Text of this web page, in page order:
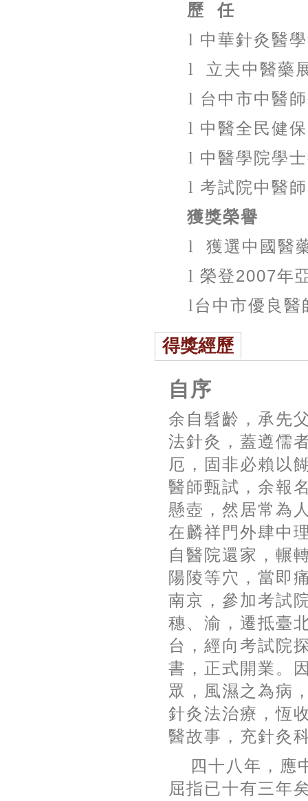
歷
任
l 中華針灸醫
l
立夫中醫藥
l 台中市中醫
l 中醫全民健
l 中醫學院學
l 考試院中醫
獲獎榮譽
l
獲選中國醫
l 榮登2007年
l 台中市優良
得獎經歷
自序
余自髫齡，承先
法針灸，蓋遵儒
厄，固非必賴以
醫師甄試，余報
懸壺，然居常為
在麟祥門外肆中
自醫院還家，輾
陽陵等穴，當即
南京，參加考試
穗、渝，遷抵臺
台，經向考試院
書，正式開業。
眾，風濕之為病
針灸法治療，恆
醫故事，充針灸
四十八年，應
屈指已十有三年